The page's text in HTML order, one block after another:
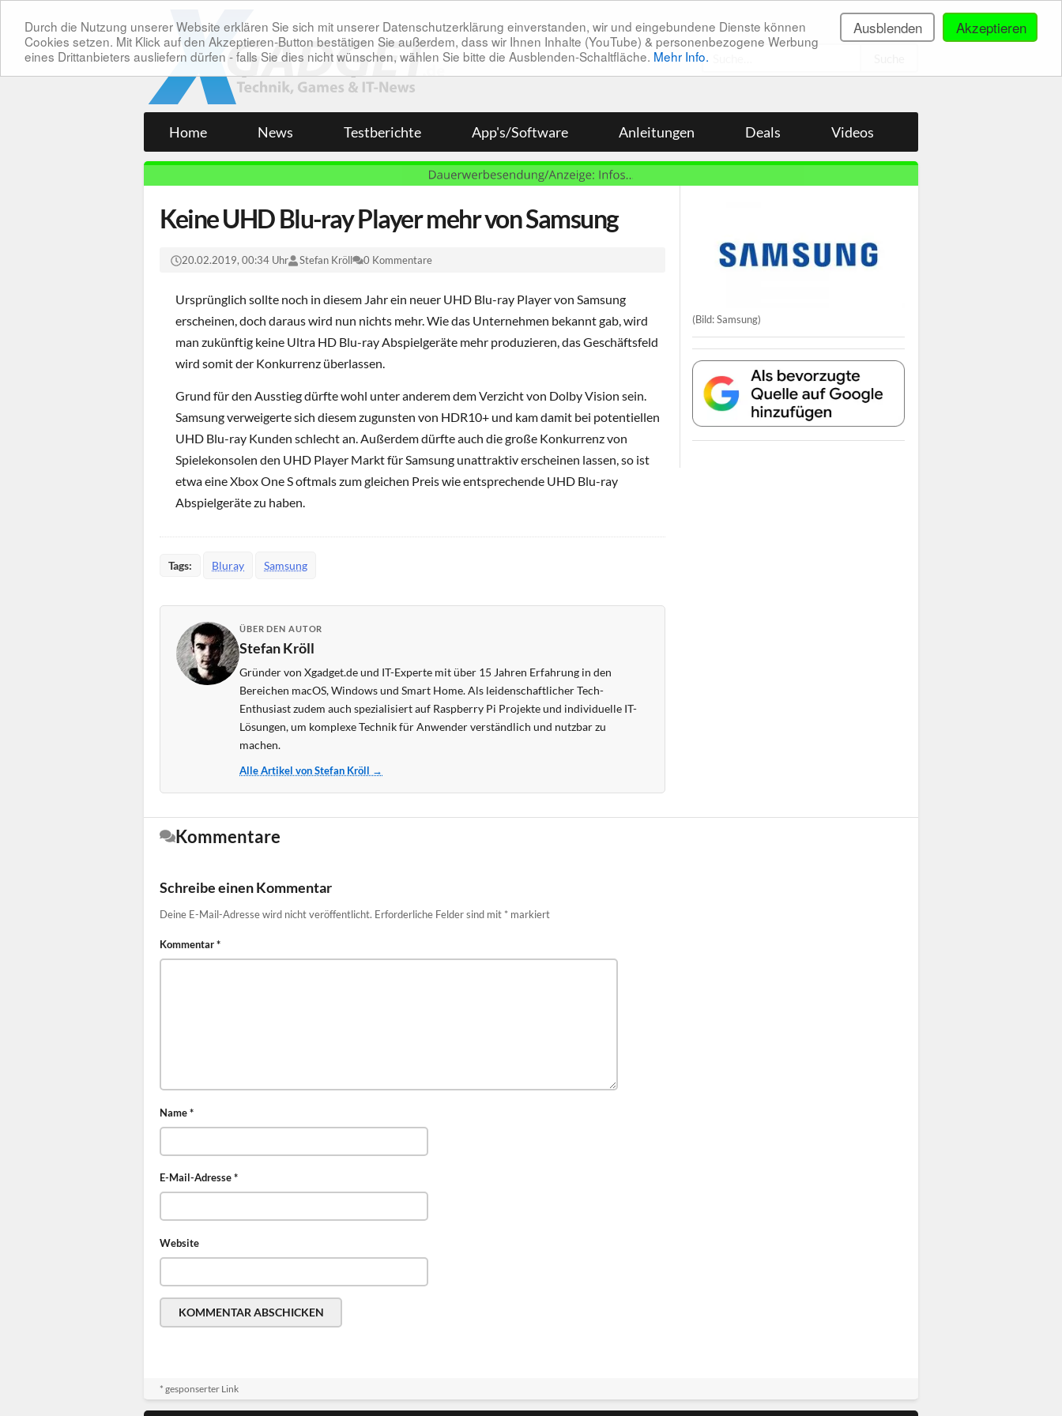
Akzeptieren
Ausblenden
Durch die Nutzung unserer Website erklären Sie sich mit unserer Datenschutzerklärung einverstanden, wir und eingebundene Dienste können
Cookies setzen. Mit Klick auf den Akzeptieren-Button bestätigen Sie außerdem, dass wir Ihnen Inhalte (YouTube) & personenbezogene Werbung
eines Drittanbieters ausliefern dürfen - falls Sie dies nicht wünschen, wählen Sie bitte die Ausblenden-Schaltfläche. Mehr Info.
Home News Testberichte App's/Software Anleitungen Deals Videos
Keine UHD Blu-ray Player mehr von Samsung
20.02.2019, 00:34 Uhr Stefan Kröll 0 Kommentare
Ursprünglich sollte noch in diesem Jahr ein neuer UHD Blu-ray Player von Samsung
erscheinen, doch daraus wird nun nichts mehr. Wie das Unternehmen bekannt gab, wird
man zukünftig keine Ultra HD Blu-ray Abspielgeräte mehr produzieren, das Geschäftsfeld
wird somit der Konkurrenz überlassen.
Grund für den Ausstieg dürfte wohl unter anderem dem Verzicht von Dolby Vision sein.
Samsung verweigerte sich diesem zugunsten von HDR10+ und kam damit bei potentiellen
UHD Blu-ray Kunden schlecht an. Außerdem dürfte auch die große Konkurrenz von
Spielekonsolen den UHD Player Markt für Samsung unattraktiv erscheinen lassen, so ist
etwa eine Xbox One S oftmals zum gleichen Preis wie entsprechende UHD Blu-ray
Abspielgeräte zu haben.
Tags: Bluray Samsung
ÜBER DEN AUTOR
Stefan Kröll
Gründer von Xgadget.de und IT-Experte mit über 15 Jahren Erfahrung in den
Bereichen macOS, Windows und Smart Home. Als leidenschaftlicher Tech-
Enthusiast zudem auch spezialisiert auf Raspberry Pi Projekte und individuelle IT-
Lösungen, um komplexe Technik für Anwender verständlich und nutzbar zu
machen.
Alle Artikel von Stefan Kröll →
(Bild: Samsung)
Kommentare
Schreibe einen Kommentar
Deine E-Mail-Adresse wird nicht veröffentlicht. Erforderliche Felder sind mit * markiert
Kommentar*
Name*
E-Mail-Adresse*
Website
* gesponserter Link